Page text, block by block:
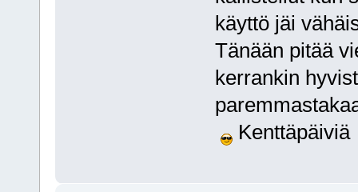
käyttö jäi
Tänään pitää
kerrankin